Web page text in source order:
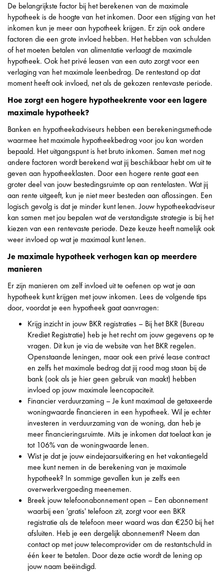
De belangrijkste factor bij het berekenen van de maximale
hypotheek is de hoogte van het inkomen. Door een stijging van het
inkomen kun je meer aan hypotheek krijgen. Er zijn ook andere
factoren die een grote invloed hebben. Het hebben van schulden
of het moeten betalen van alimentatie verlaagt de maximale
hypotheek. Ook het privé leasen van een auto zorgt voor een
verlaging van het maximale leenbedrag. De rentestand op dat
moment heeft ook invloed, net als de gekozen rentevaste periode.
Hoe zorgt een hogere hypotheekrente voor een lagere
maximale hypotheek?
Banken en hypotheekadviseurs hebben een berekeningsmethode
waarmee het maximale hypotheekbedrag voor jou kan worden
bepaald. Het uitgangspunt is het bruto inkomen. Samen met nog
andere factoren wordt berekend wat jij beschikbaar hebt om uit te
geven aan hypotheeklasten. Door een hogere rente gaat een
groter deel van jouw bestedingsruimte op aan rentelasten. Wat jij
aan rente uitgeeft, kun je niet meer besteden aan aflossingen. Een
logisch gevolg is dat je minder kunt lenen. Jouw hypotheekadviseur
kan samen met jou bepalen wat de verstandigste strategie is bij het
kiezen van een rentevaste periode. Deze keuze heeft namelijk ook
weer invloed op wat je maximaal kunt lenen.
Je maximale hypotheek verhogen kan op meerdere
manieren
Er zijn manieren om zelf invloed uit te oefenen op wat je aan
hypotheek kunt krijgen met jouw inkomen. Lees de volgende tips
door, voordat je een hypotheek gaat aanvragen:
Krijg inzicht in jouw BKR registraties – Bij het BKR (Bureau
Krediet Registratie) heb je het recht om jouw gegevens op te
vragen. Dit kun je via de website van het BKR regelen.
Openstaande leningen, maar ook een privé lease contract
en zelfs het maximale bedrag dat jij rood mag staan bij de
bank (ook als je hier geen gebruik van maakt) hebben
invloed op jouw maximale leencapaciteit.
Financier verduurzaming – Je kunt maximaal de getaxeerde
woningwaarde financieren in een hypotheek. Wil je echter
investeren in verduurzaming van de woning, dan heb je
meer financieringsruimte. Mits je inkomen dat toelaat kan je
tot 106% van de woningwaarde lenen.
Wist je dat je jouw eindejaarsuitkering en het vakantiegeld
mee kunt nemen in de berekening van je maximale
hypotheek? In sommige gevallen kun je zelfs een
overwerkvergoeding meenemen.
Breek jouw telefoonabonnement open – Een abonnement
waarbij een 'gratis' telefoon zit, zorgt voor een BKR
registratie als de telefoon meer waard was dan €250 bij het
afsluiten. Heb je een dergelijk abonnement? Neem dan
contact op met jouw telecomprovider om de restantschuld in
één keer te betalen. Door deze actie wordt de lening op
jouw naam beëindigd.